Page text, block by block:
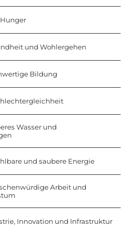
Hunger
und Wohlergehen
Bildung
Wasser und
und saubere Energie
Arbeit und
Innovation und Infrastruktur